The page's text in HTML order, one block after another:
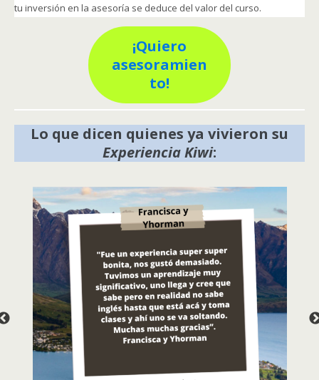
tu inversión en la asesoría se deduce del valor del curso.
¡Quiero
asesoramien
to!
Lo que dicen quienes ya vivieron su
Experiencia Kiwi: